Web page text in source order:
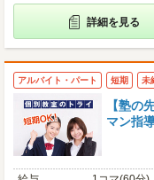
詳細を見る
アルバイト・パート 短期 未
【塾の
マン指